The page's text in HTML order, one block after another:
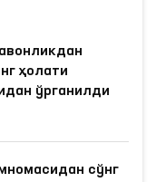
ҳолати
ўрганилди
сўнг